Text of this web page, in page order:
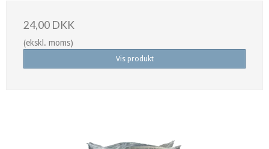
24,00 DKK
(ekskl. moms)
Vis produkt